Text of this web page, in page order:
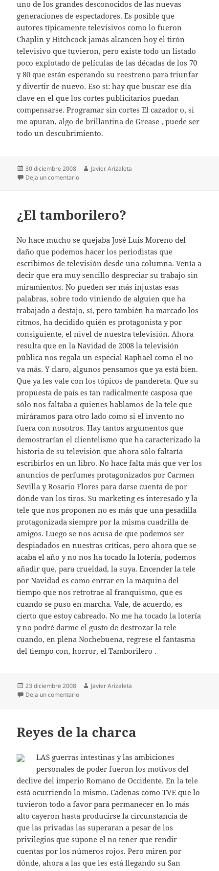
uno de los grandes desconocidos de las nuevas
generaciones de espectadores. Es posible que
autores típicamente televisivos como lo fueron
Chaplin y Hitchcock jamás alcancen hoy el tirón
televisivo que tuvieron, pero existe todo un listado
poco explotado de películas de las décadas de los 70
y 80 que están esperando su reestreno para triunfar
y divertir de nuevo. Eso sí: hay que buscar ese día
clave en el que los cortes publicitarios puedan
compensarse. Programar sin cortes El cazador o, si
me apuran, algo de brillantina de Grease , puede ser
todo un descubrimiento.
Publicado
el
30 diciembre 2008 Autor
Javier Arizaleta
Deja un comentarioen ‘CQC’ y el patíbulo
¿El tamborilero?
No hace mucho se quejaba José Luis Moreno del
daño que podemos hacer los periodistas que
escribimos de televisión desde una columna. Venía a
decir que era muy sencillo despreciar su trabajo sin
miramientos. No pueden ser más injustas esas
palabras, sobre todo viniendo de alguien que ha
trabajado a destajo, sí, pero también ha marcado los
ritmos, ha decidido quién es protagonista y por
consiguiente, el nivel de nuestra televisión. Ahora
resulta que en la Navidad de 2008 la televisión
pública nos regala un especial Raphael como el no
va más. Y claro, algunos pensamos que ya está bien.
Que ya les vale con los tópicos de pandereta. Que su
propuesta de país es tan radicalmente casposa que
sólo nos faltaba a quienes hablamos de la tele que
miráramos para otro lado como si el invento no
fuera con nosotros. Hay tantos argumentos que
demostrarían el clientelismo que ha caracterizado la
historia de su televisión que ahora sólo faltaría
escribirlos en un libro. No hace falta más que ver los
anuncios de perfumes protagonizados por Carmen
Sevilla y Rosario Flores para darse cuenta de por
dónde van los tiros. Su marketing es interesado y la
tele que nos proponen no es más que una pesadilla
protagonizada siempre por la misma cuadrilla de
amigos. Luego se nos acusa de que podemos ser
despiadados en nuestras críticas, pero ahora que se
acaba el año y no nos ha tocado la lotería, podemos
añadir que, para crueldad, la suya. Encender la tele
por Navidad es como entrar en la máquina del
tiempo que nos retrotrae al franquismo, que es
cuando se puso en marcha. Vale, de acuerdo, es
cierto que estoy cabreado. No me ha tocado la lotería
y no podré darme el gusto de destrozar la tele
cuando, en plena Nochebuena, regrese el fantasma
del tiempo con, horror, el Tamborilero .
Publicado
el
23 diciembre 2008 Autor
Javier Arizaleta
Deja un comentarioen ¿El tamborilero?
Reyes de la charca
LAS guerras intestinas y las ambiciones
personales de poder fueron los motivos del
declive del imperio Romano de Occidente. En la tele
está ocurriendo lo mismo. Cadenas como TVE que lo
tuvieron todo a favor para permanecer en lo más
alto cayeron hasta producirse la circunstancia de
que las privadas las superaran a pesar de los
privilegios que supone el no tener que rendir
cuentas por los números rojos. Pero miren por
dónde, ahora a las que les está llegando su San